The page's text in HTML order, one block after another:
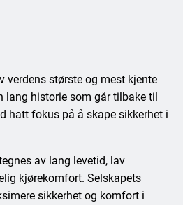
verdens største og mest kjente
lang historie som går tilbake til
hatt fokus på å skape sikkerhet i
av lang levetid, lav
kjørekomfort. Selskapets
sikkerhet og komfort i